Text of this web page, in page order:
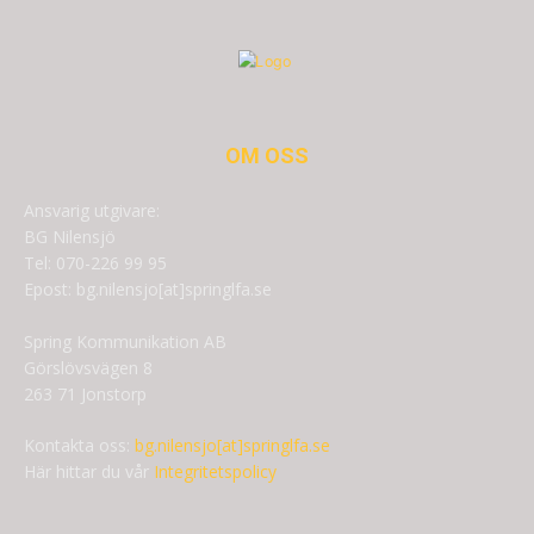
OM OSS
Ansvarig utgivare:
BG Nilensjö
Tel: 070-226 99 95
Epost: bg.nilensjo[at]springlfa.se
Spring Kommunikation AB
Görslövsvägen 8
263 71 Jonstorp
Kontakta oss: bg.nilensjo[at]springlfa.se
Här hittar du vår Integritetspolicy